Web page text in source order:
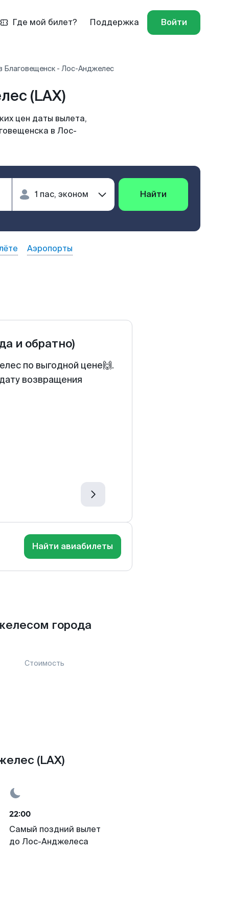
Где мой билет? Поддержка Войти
Благовещенск - Лос-Анджелес
(LAX)
цен даты вылета,
в Лос-
Найти
Аэропорты
и обратно)
по выгодной цене🙌.
возвращения
Найти авиабилеты
города
Стоимость
(LAX)
22:00
Самый поздний вылет
до Лос-Анджелеса